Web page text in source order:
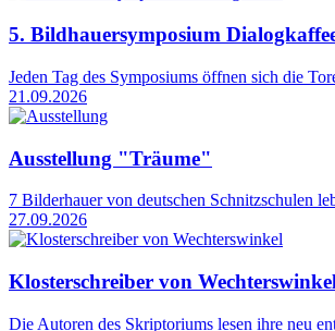
5. Bildhauersymposium
Jeden Tag des Symposiums öffnen sich die
21.09.2026
Ausstellung "Träume"
7 Bilderhauer von deutschen Schnitzschulen
27.09.2026
Klosterschreiber von Wechterswinkel
Die Autoren des Skriptoriums lesen ihre neu